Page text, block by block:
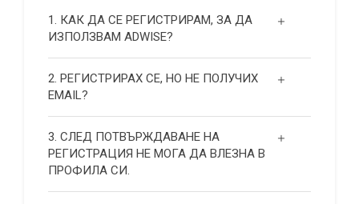
1. КАК ДА СЕ РЕГИСТРИРАМ, ЗА ДА
ИЗПОЛЗВАМ ADWISE?
2. РЕГИСТРИРАХ СЕ, НО НЕ ПОЛУЧИХ
EMAIL?
3. СЛЕД ПОТВЪРЖДАВАНЕ НА
РЕГИСТРАЦИЯ НЕ МОГА ДА ВЛЕЗНА В
ПРОФИЛА СИ.